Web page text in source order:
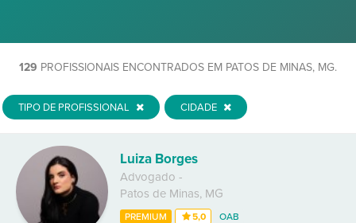
129 PROFISSIONAIS ENCONTRADOS EM PATOS DE MINAS, MG.
TIPO DE PROFISSIONAL CIDADE
Luiza Borges
Advogado -
Patos de Minas, MG
PREMIUM 5,0 OAB